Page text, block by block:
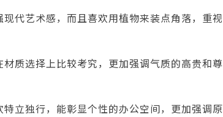
代艺术感，而且喜欢用植物来装点角落，重视
质选择上比较考究，更加强调气质的高贵和尊
立独行，能彰显个性的办公空间，更加强调原